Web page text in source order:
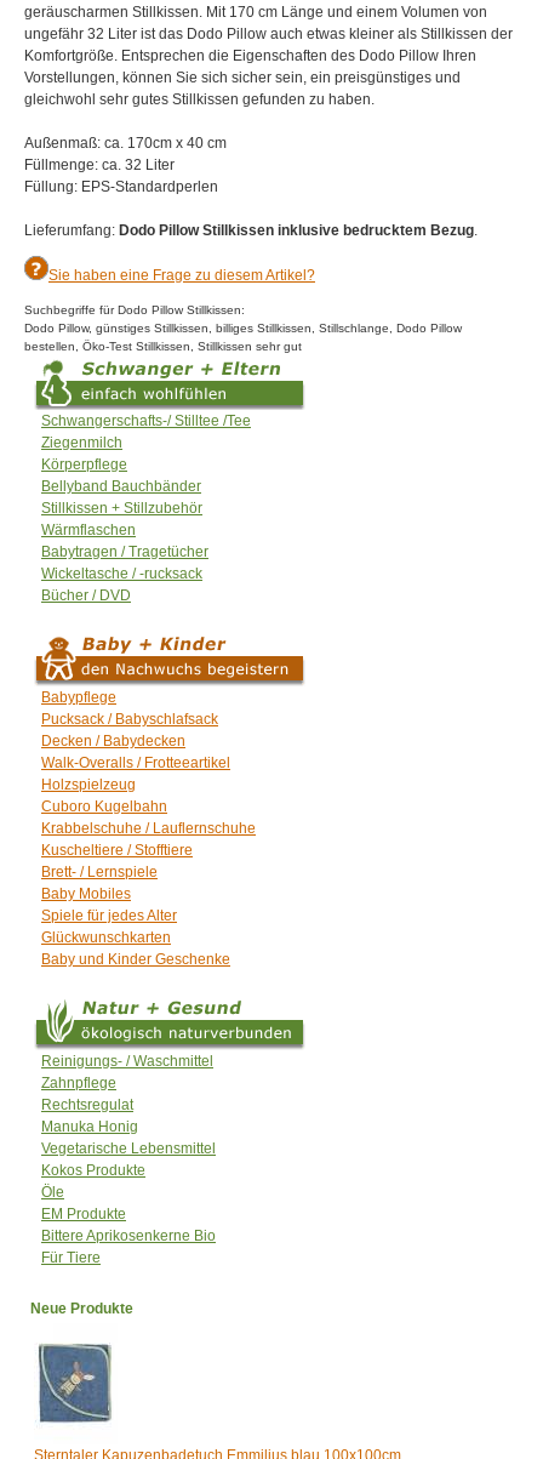
geräuscharmen Stillkissen. Mit 170 cm Länge und einem Volumen von
ungefähr 32 Liter ist das Dodo Pillow auch etwas kleiner als Stillkissen der
Komfortgröße. Entsprechen die Eigenschaften des Dodo Pillow Ihren
Vorstellungen, können Sie sich sicher sein, ein preisgünstiges und
gleichwohl sehr gutes Stillkissen gefunden zu haben.
Außenmaß: ca. 170cm x 40 cm
Füllmenge: ca. 32 Liter
Füllung: EPS-Standardperlen
Lieferumfang: Dodo Pillow Stillkissen inklusive bedrucktem Bezug
Sie haben eine Frage zu diesem Artikel?
Suchbegriffe für Dodo Pillow Stillkissen:
Dodo Pillow, günstiges Stillkissen, billiges Stillkissen, Stillschlange, Dodo Pillow
bestellen, Öko-Test Stillkissen, Stillkissen sehr gut
Schwangerschafts-/ Stilltee /Tee
Ziegenmilch
Körperpflege
Bellyband Bauchbänder
Stillkissen + Stillzubehör
Wärmflaschen
Babytragen / Tragetücher
Wickeltasche / -rucksack
Bücher / DVD
Babypflege
Pucksack / Babyschlafsack
Decken / Babydecken
Walk-Overalls / Frotteeartikel
Holzspielzeug
Cuboro Kugelbahn
Krabbelschuhe / Lauflernschuhe
Kuscheltiere / Stofftiere
Brett- / Lernspiele
Baby Mobiles
Spiele für jedes Alter
Glückwunschkarten
Baby und Kinder Geschenke
Reinigungs- / Waschmittel
Zahnpflege
Rechtsregulat
Manuka Honig
Vegetarische Lebensmittel
Kokos Produkte
Öle
EM Produkte
Bittere Aprikosenkerne Bio
Für Tiere
Neue Produkte
Sterntaler Kapuzenbadetuch Emmilius blau 100x100cm